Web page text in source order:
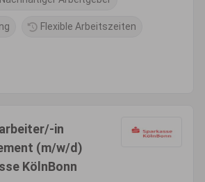
Flexible Arbeitszeiten
in
(m/w/d)
KölnBonn